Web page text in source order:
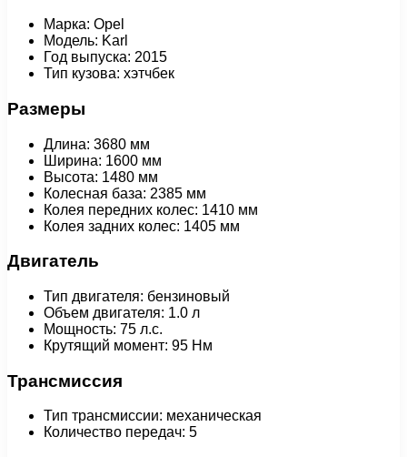
Марка: Opel
Модель: Karl
Год выпуска: 2015
Тип кузова: хэтчбек
Размеры
Длина: 3680 мм
Ширина: 1600 мм
Высота: 1480 мм
Колесная база: 2385 мм
Колея передних колес: 1410 мм
Колея задних колес: 1405 мм
Двигатель
Тип двигателя: бензиновый
Объем двигателя: 1.0 л
Мощность: 75 л.с.
Крутящий момент: 95 Нм
Трансмиссия
Тип трансмиссии: механическая
Количество передач: 5